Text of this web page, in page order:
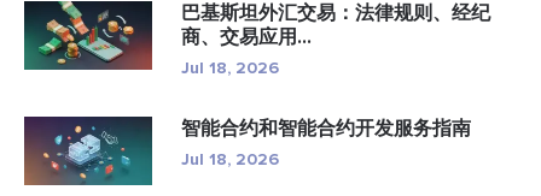
巴基斯坦外汇交易：法律规则、经纪
商、交易应用...
Jul 18, 2026
智能合约和智能合约开发服务指南
Jul 18, 2026